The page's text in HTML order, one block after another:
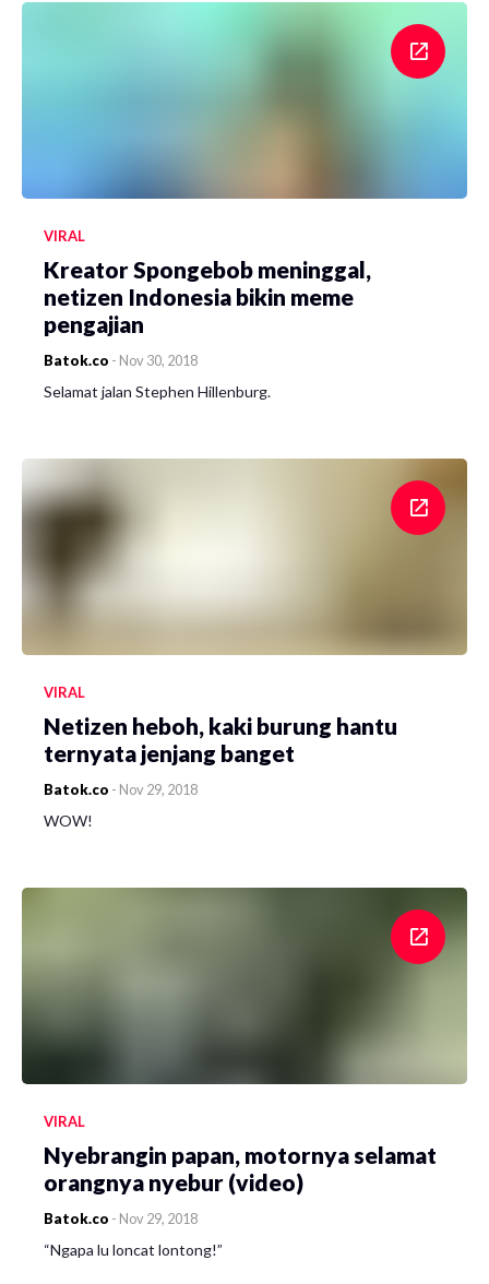
VIRAL
Kreator Spongebob meninggal,
netizen Indonesia bikin meme
pengajian
Batok.co - Nov 30, 2018
Selamat jalan Stephen Hillenburg.
VIRAL
Netizen heboh, kaki burung hantu
ternyata jenjang banget
Batok.co - Nov 29, 2018
WOW!
VIRAL
Nyebrangin papan, motornya selamat
orangnya nyebur (video)
Batok.co - Nov 29, 2018
“Ngapa lu loncat lontong!”